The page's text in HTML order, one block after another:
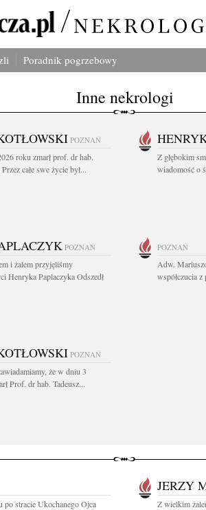
Poradnik pogrzebowy
Inne nekrologi
POZNAŃ
roku zmarł prof. dr hab.
całe swe życie był...
Z głębokim
wiadomość o
POZNAŃ
i żalem przyjęliśmy
Henryka Paplaczyka Odszedł
POZNAŃ
Adw.
współczucia
POZNAŃ
że w dniu 3
Prof. dr hab. Tadeusz...
po stracie Ukochanego Ojca
JERZY
Z wielkim